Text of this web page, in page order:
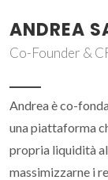
ANDREA
Co-Founder &
Andrea è co-
una piattaforma
propria liquidità
massimizzarne i